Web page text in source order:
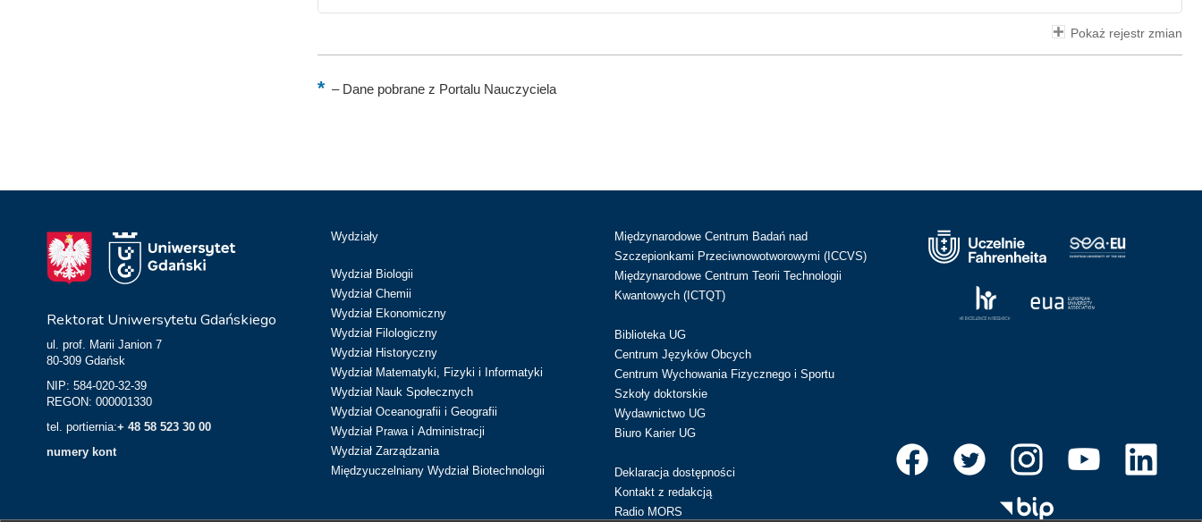
Pokaż rejestr zmian
–Dane pobrane z Portalu Nauczyciela
Rektorat Uniwersytetu Gdańskiego
ul. prof. Marii Janion 7
80-309 Gdańsk
NIP: 584-020-32-39
REGON: 000001330
tel. portiernia:+ 48 58 523 30 00
numery kont
Wydziały
Wydział Biologii
Wydział Chemii
Wydział Ekonomiczny
Wydział Filologiczny
Wydział Historyczny
Wydział Matematyki, Fizyki i Informatyki
Wydział Nauk Społecznych
Wydział Oceanografii i Geografii
Wydział Prawa i Administracji
Wydział Zarządzania
Międzyuczelniany Wydział Biotechnologii
Międzynarodowe Centrum Badań nad
Szczepionkami Przeciwnowotworowymi (ICCVS)
Międzynarodowe Centrum Teorii Technologii
Kwantowych (ICTQT)
Biblioteka UG
Centrum Języków Obcych
Centrum Wychowania Fizycznego i Sportu
Szkoły doktorskie
Wydawnictwo UG
Biuro Karier UG
Deklaracja dostępności
Kontakt z redakcją
Radio MORS